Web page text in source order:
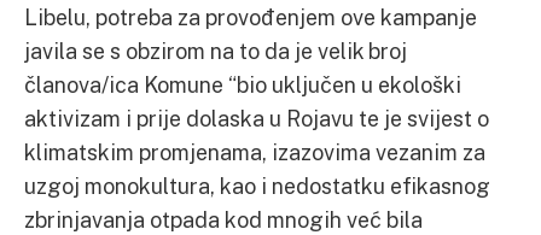
Libelu, potreba za provođenjem ove kampanje
javila se s obzirom na to da je velik broj
članova/ica Komune “bio uključen u ekološki
aktivizam i prije dolaska u Rojavu te je svijest o
klimatskim promjenama, izazovima vezanim za
uzgoj monokultura, kao i nedostatku efikasnog
zbrinjavanja otpada kod mnogih već bila